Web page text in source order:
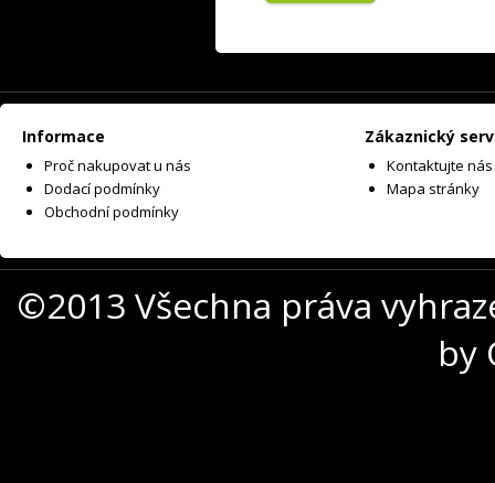
Informace
Proč nakupovat u nás
Dodací podmínky
Obchodní podmínky
Zákaznický
Kontaktujte nás
Mapa stránky
©2013 Všechna práva
by